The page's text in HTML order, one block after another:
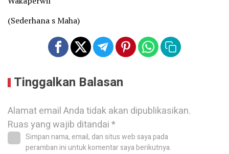
(Sederhana s Maha)
Tinggalkan Balasan
Alamat email Anda tidak akan dipublikasikan.
Ruas yang wajib ditandai*
Simpan nama, email, dan situs web saya pada
peramban ini untuk komentar saya berikutnya.